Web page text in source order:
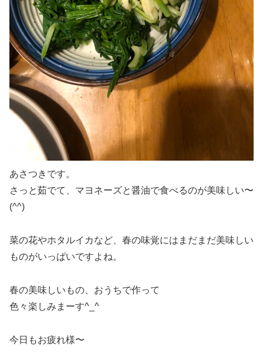
あさつきです。
さっと茹でて、マヨネーズと醤油で食べるのが美味しい〜
(^^)
菜の花やホタルイカなど、春の味覚にはまだまだ美味しい
ものがいっぱいですよね。
春の美味しいもの、おうちで作って
色々楽しみまーす^_^
今日もお疲れ様〜